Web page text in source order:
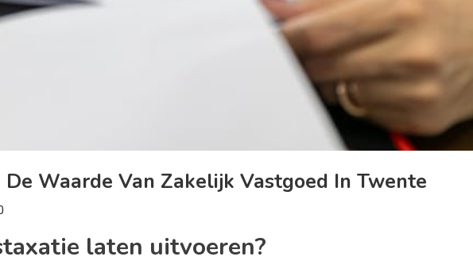
Waarde Van Zakelijk Vastgoed In Twente
laten uitvoeren?